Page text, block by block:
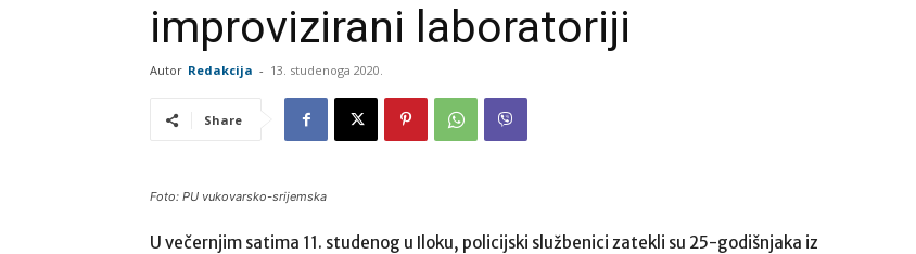
improvizirani laboratoriji
Autor Redakcija - 13. studenoga 2020.
Share
Foto: PU vukovarsko-srijemska
U večernjim satima 11. studenog u Iloku, policijski službenici zatekli su 25-godišnjaka iz